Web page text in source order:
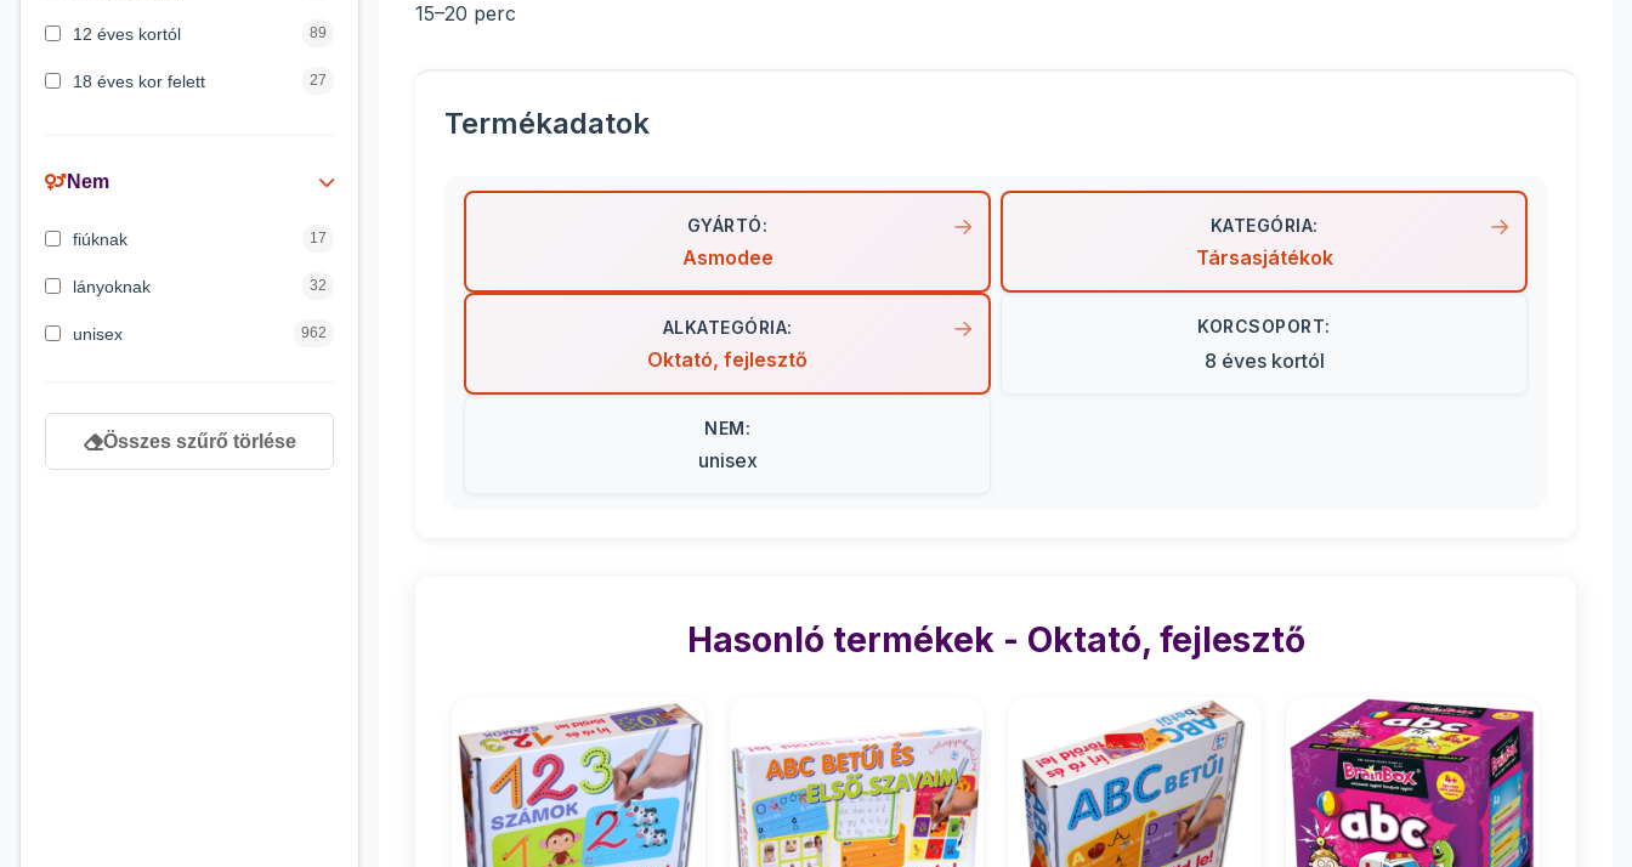
12 éves kortól 89
18 éves kor felett 27
3 éves kortól 200
7 éves kortól 53
Nem
fiúknak 17
lányoknak 32
unisex 962
Összes szűrő törlése
15–20 perc
Termékadatok
GYÁRTÓ:
Asmodee
KATEGÓRIA:
Társasjátékok
ALKATEGÓRIA:
Oktató, fejlesztő
KORCSOPORT:
8 éves kortól
NEM:
unisex
Hasonló termékek - Oktató, fejlesztő